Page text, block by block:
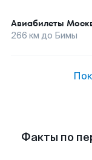
Авиабилеты
266 км до Бимы
Факты по